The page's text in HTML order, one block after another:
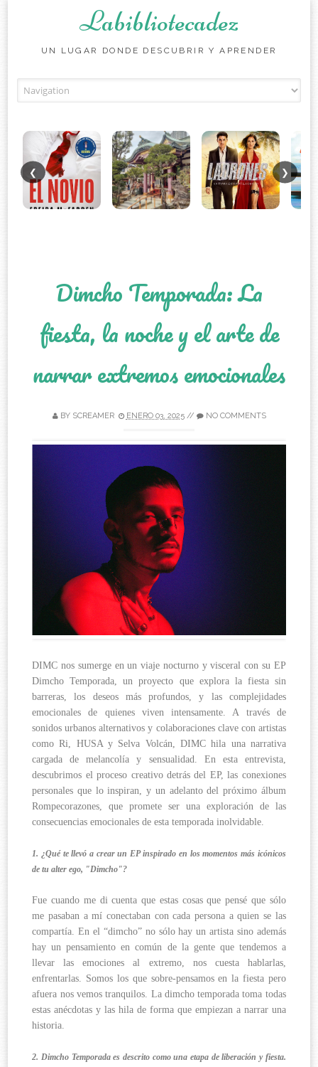
Labibliotecadez
UN LUGAR DONDE DESCUBRIR Y APRENDER
❮ ❯
Dimcho Temporada: La
fiesta, la noche y el arte de
narrar extremos emocionales
BY SCREAMER ENERO 03, 2025// NO COMMENTS
DIMC nos sumerge en un viaje nocturno y visceral con su EP
Dimcho Temporada, un proyecto que explora la fiesta sin
barreras, los deseos más profundos, y las complejidades
emocionales de quienes viven intensamente. A través de
sonidos urbanos alternativos y colaboraciones clave con artistas
como Ri, HUSA y Selva Volcán, DIMC hila una narrativa
cargada de melancolía y sensualidad. En esta entrevista,
descubrimos el proceso creativo detrás del EP, las conexiones
personales que lo inspiran, y un adelanto del próximo álbum
Rompecorazones, que promete ser una exploración de las
consecuencias emocionales de esta temporada inolvidable.
1. ¿Qué te llevó a crear un EP inspirado en los momentos más icónicos
de tu alter ego, "Dimcho"?
Fue cuando me di cuenta que estas cosas que pensé que sólo
me pasaban a mí conectaban con cada persona a quien se las
compartía. En el “dimcho” no sólo hay un artista sino además
hay un pensamiento en común de la gente que tendemos a
llevar las emociones al extremo, nos cuesta hablarlas,
enfrentarlas. Somos los que sobre-pensamos en la fiesta pero
afuera nos vemos tranquilos. La dimcho temporada toma todas
estas anécdotas y las hila de forma que empiezan a narrar una
historia.
2. Dimcho Temporada es descrito como una etapa de liberación y fiesta.